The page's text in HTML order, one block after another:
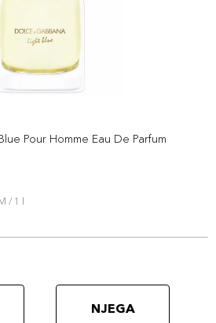
Pour Homme Eau De Parfum
/ 1 l
NJEGA